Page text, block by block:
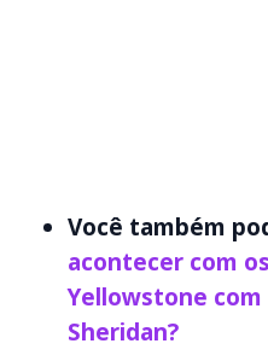
Você também
acontecer com
Yellowstone
Sheridan?